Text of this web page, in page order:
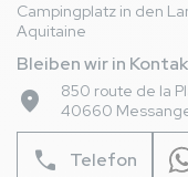
Campingplatz in den
Aquitaine
Bleiben wir in
place
850 route de la
40660
phone Telefon